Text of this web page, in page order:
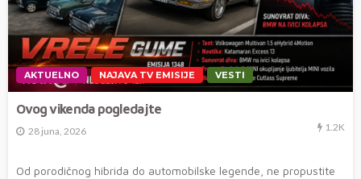
AKTUELNO NAJAVA TV EMISIJE VESTI
Ovog vikenda pogledajte
28 juna, 2026 1.2K
Od porodičnog hibrida do automobilske legende, ne propustite